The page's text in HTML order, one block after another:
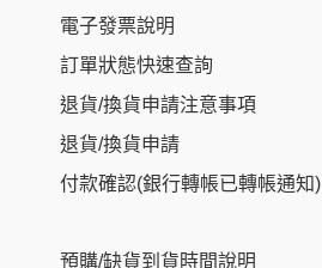
電子發票說明
訂單狀態快速查詢
退貨/換貨申請注意事項
退貨/換貨申請
付款確認(銀行轉帳已轉帳通知)
預購/缺貨到貨時間說明